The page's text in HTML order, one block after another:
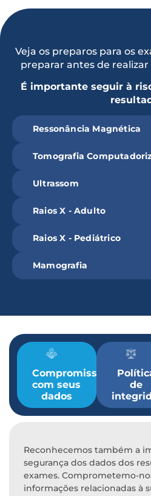
Veja os preparos para os
preparar antes de
É importante seguir à
Ressonância Magnética
Tomografia
Ultrassom
Raios X - Adulto
Raios X - Pediátrico
Mamografia
Compromisso
com seus
dados
de
Reconhecemos também a
segurança dos dados dos
exames. Comprometemo-
informações relacionadas à